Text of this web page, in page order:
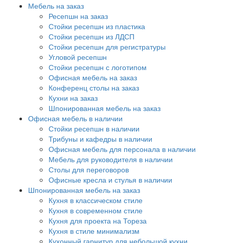
Мебель на заказ
Ресепшн на заказ
Стойки ресепшн из пластика
Стойки ресепшн из ЛДСП
Стойки ресепшн для регистратуры
Угловой ресепшн
Стойки ресепшн с логотипом
Офисная мебель на заказ
Конференц столы на заказ
Кухни на заказ
Шпонированная мебель на заказ
Офисная мебель в наличии
Стойки ресепшн в наличии
Трибуны и кафедры в наличии
Офисная мебель для персонала в наличии
Мебель для руководителя в наличии
Столы для переговоров
Офисные кресла и стулья в наличии
Шпонированная мебель на заказ
Кухня в классическом стиле
Кухня в современном стиле
Кухня для проекта на Тореза
Кухня в стиле минимализм
Кухонный гарнитур для небольшой кухни